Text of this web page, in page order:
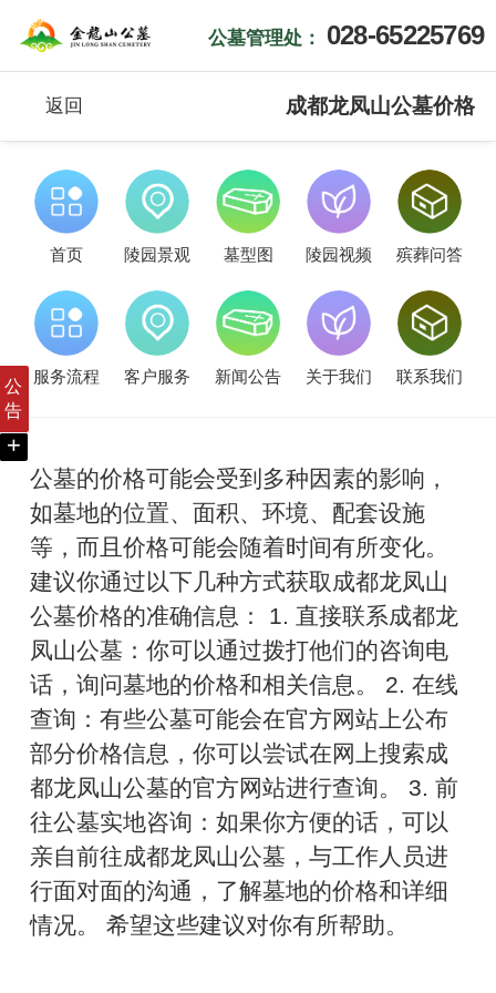
公
告
+
公墓管理处： 028-65225769
返回 成都龙凤山公墓价格
首页 陵园景观 墓型图 陵园视频 殡葬问答
服务流程 客户服务 新闻公告 关于我们 联系我们
公墓的价格可能会受到多种因素的影响，
如墓地的位置、面积、环境、配套设施
等，而且价格可能会随着时间有所变化。
建议你通过以下几种方式获取成都龙凤山
公墓价格的准确信息： 1. 直接联系成都龙
凤山公墓：你可以通过拨打他们的咨询电
话，询问墓地的价格和相关信息。 2. 在线
查询：有些公墓可能会在官方网站上公布
部分价格信息，你可以尝试在网上搜索成
都龙凤山公墓的官方网站进行查询。 3. 前
往公墓实地咨询：如果你方便的话，可以
亲自前往成都龙凤山公墓，与工作人员进
行面对面的沟通，了解墓地的价格和详细
情况。 希望这些建议对你有所帮助。